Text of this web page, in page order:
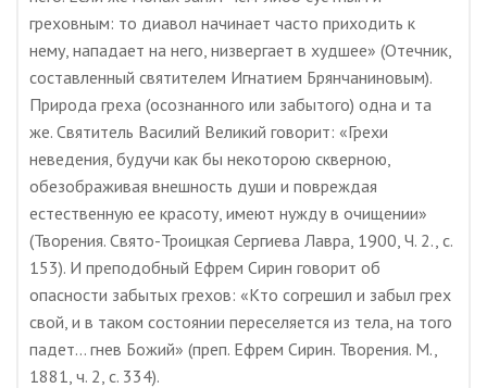
греховным: то диавол начинает часто приходить к
нему, нападает на него, низвергает в худшее» (Отечник,
составленный святителем Игнатием Брянчаниновым).
Природа греха (осознанного или забытого) одна и та
же. Святитель Василий Великий говорит: «Грехи
неведения, будучи как бы некоторою скверною,
обезображивая внешность души и повреждая
естественную ее красоту, имеют нужду в очищении»
(Творения. Свято-Троицкая Сергиева Лавра, 1900, Ч. 2., с.
153). И преподобный Ефрем Сирин говорит об
опасности забытых грехов: «Кто согрешил и забыл грех
свой, и в таком состоянии переселяется из тела, на того
падет… гнев Божий» (преп. Ефрем Сирин. Творения. М.,
1881, ч. 2, с. 334).